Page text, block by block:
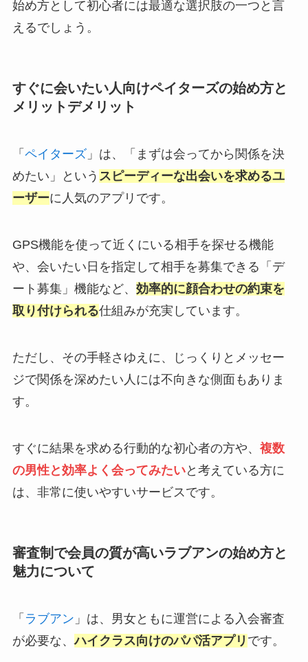
始め方として初心者には最適な選択肢の一つと言
えるでしょう。
すぐに会いたい人向けペイターズの始め方と
メリットデメリット
「 ペイターズ」は、「まずは会ってから関係を決
めたい」という スピーディーな出会いを求めるユ
ーザーに人気のアプリです。
GPS機能を使って近くにいる相手を探せる機能
や、会いたい日を指定して相手を募集できる「デ
ート募集」機能など、 効率的に顔合わせの約束を
取り付けられる仕組みが充実しています。
ただし、その手軽さゆえに、じっくりとメッセー
ジで関係を深めたい人には不向きな側面もありま
す。
すぐに結果を求める行動的な初心者の方や、 複数
の男性と効率よく会ってみたいと考えている方に
は、非常に使いやすいサービスです。
審査制で会員の質が高いラブアンの始め方と
魅力について
「 ラブアン 」は、男女ともに運営による入会審査
が必要な、ハイクラス向けのパパ活アプリ です。